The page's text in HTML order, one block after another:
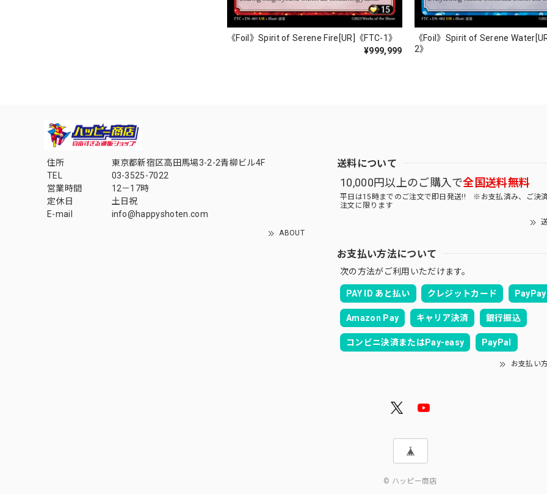
《Foil》Spirit of Serene Fire[UR]《FTC-1》
¥999,999
《Foil》Spirit of Serene
2》
住所
東京都新宿区高田馬場3-2-2青柳ビル4F
TEL
03-3525-7022
営業時間
12－17時
定休日
土日祝
E-mail
info@happyshoten.com
ABOUT
送料について
10,000円以上のご購入で全国送料無料
平日は15時までのご注文で即日発送!! ※お支払済み、ご決
注文に限ります
お支払い方法について
次の方法がご利用いただけます。
PAY ID あと払い クレジットカード PayPay
Amazon Pay キャリア決済 銀行振込
コンビニ決済またはPay-easy PayPal
お支払い
© ハッピー商店